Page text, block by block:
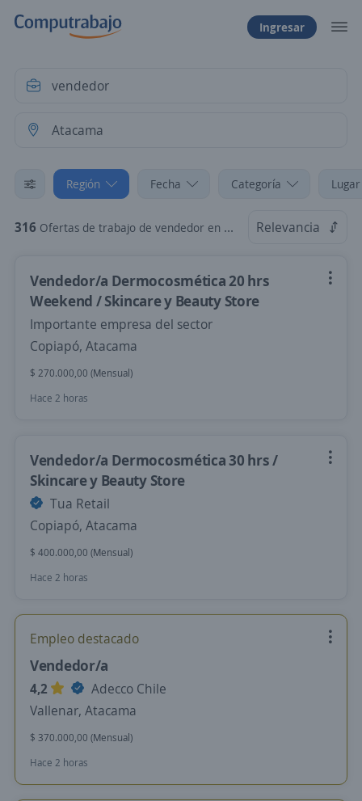
Ingresar
Región Fecha Categoría
316 Ofertas de trabajo de vendedor en Atacama Relevancia
Vendedor/a Dermocosmética 20 hrs
Weekend / Skincare y Beauty Store
Importante empresa del sector
Copiapó, Atacama
$ 270.000,00 (Mensual)
Hace 2 horas
Vendedor/a Dermocosmética 30 hrs /
Skincare y Beauty Store
Tua Retail
Copiapó, Atacama
$ 400.000,00 (Mensual)
Hace 2 horas
Empleo destacado
Vendedor/a
4,2
Adecco Chile
Vallenar, Atacama
$ 370.000,00 (Mensual)
Hace 2 horas